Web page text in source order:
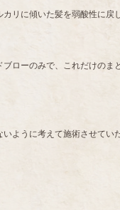
リに傾いた髪を弱酸性に戻
ブローのみで、これだけの
ように考えて施術させてい